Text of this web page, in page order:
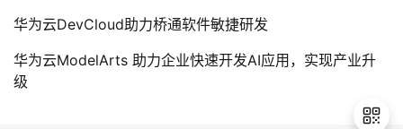
华为云DevCloud助力桥通软件敏捷研发
华为云ModelArts 助力企业快速开发AI应用，实现产业升
级